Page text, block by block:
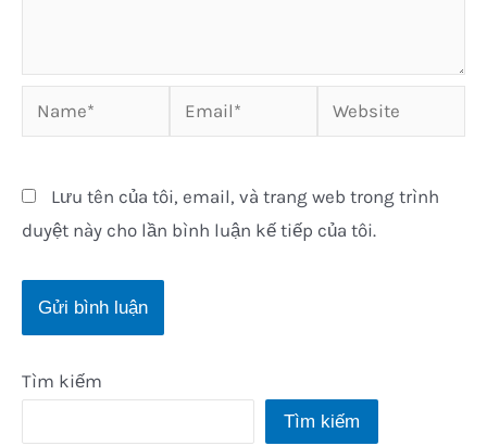
Tìm kiếm
Tìm kiếm
Name* Email* Website
Lưu tên của tôi, email, và trang web trong trình
duyệt này cho lần bình luận kế tiếp của tôi.